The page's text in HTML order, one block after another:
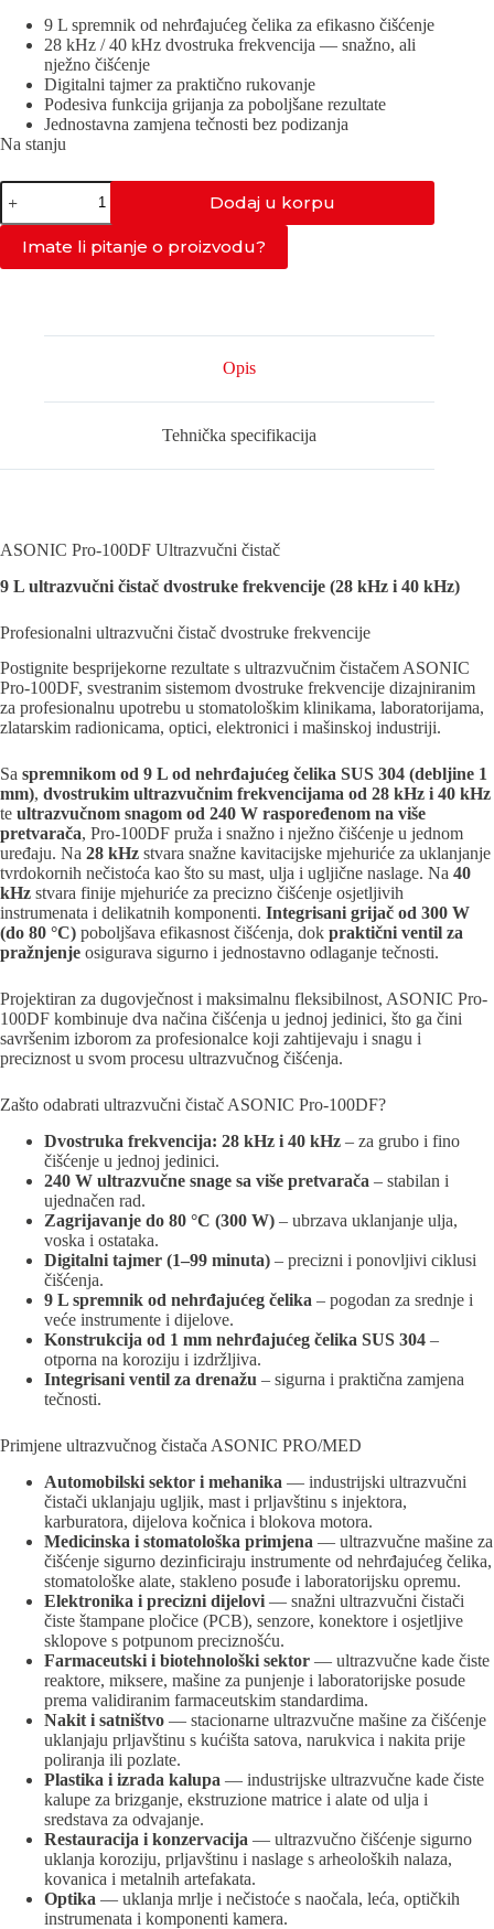
9 L spremnik od nehrđajućeg čelika za efikasno čišćenje
28 kHz / 40 kHz dvostruka frekvencija — snažno, ali
nježno čišćenje
Digitalni tajmer za praktično rukovanje
Podesiva funkcija grijanja za poboljšane rezultate
Jednostavna zamjena tečnosti bez podizanja
Na stanju
PRO-
100DF
količina
Dodaj u korpu
Imate li pitanje o proizvodu?
Opis
Tehnička specifikacija
ASONIC Pro-100DF Ultrazvučni čistač
9 L ultrazvučni čistač dvostruke frekvencije (28 kHz i 40 kHz)
Profesionalni ultrazvučni čistač dvostruke frekvencije
Postignite besprijekorne rezultate s ultrazvučnim čistačem ASONIC
Pro-100DF, svestranim sistemom dvostruke frekvencije dizajniranim
za profesionalnu upotrebu u stomatološkim klinikama, laboratorijama,
zlatarskim radionicama, optici, elektronici i mašinskoj industriji.
Sa spremnikom od 9 L od nehrđajućeg čelika SUS 304 (debljine 1
mm), dvostrukim ultrazvučnim frekvencijama od 28 kHz i 40 kHz
te ultrazvučnom snagom od 240 W raspoređenom na više
pretvarača, Pro-100DF pruža i snažno i nježno čišćenje u jednom
uređaju. Na 28 kHz stvara snažne kavitacijske mjehuriće za uklanjanje
tvrdokornih nečistoća kao što su mast, ulja i ugljične naslage. Na 40
kHz stvara finije mjehuriće za precizno čišćenje osjetljivih
instrumenata i delikatnih komponenti. Integrisani grijač od 300 W
(do 80 °C) poboljšava efikasnost čišćenja, dok praktični ventil za
pražnjenje osigurava sigurno i jednostavno odlaganje tečnosti.
Projektiran za dugovječnost i maksimalnu fleksibilnost, ASONIC Pro-
100DF kombinuje dva načina čišćenja u jednoj jedinici, što ga čini
savršenim izborom za profesionalce koji zahtijevaju i snagu i
preciznost u svom procesu ultrazvučnog čišćenja.
Zašto odabrati ultrazvučni čistač ASONIC Pro-100DF?
Dvostruka frekvencija: 28 kHz i 40 kHz – za grubo i fino
čišćenje u jednoj jedinici.
240 W ultrazvučne snage sa više pretvarača – stabilan i
ujednačen rad.
Zagrijavanje do 80 °C (300 W) – ubrzava uklanjanje ulja,
voska i ostataka.
Digitalni tajmer (1–99 minuta) – precizni i ponovljivi ciklusi
čišćenja.
9 L spremnik od nehrđajućeg čelika – pogodan za srednje i
veće instrumente i dijelove.
Konstrukcija od 1 mm nehrđajućeg čelika SUS 304 –
otporna na koroziju i izdržljiva.
Integrisani ventil za drenažu – sigurna i praktična zamjena
tečnosti.
Primjene ultrazvučnog čistača ASONIC PRO/MED
Automobilski sektor i mehanika — industrijski ultrazvučni
čistači uklanjaju ugljik, mast i prljavštinu s injektora,
karburatora, dijelova kočnica i blokova motora.
Medicinska i stomatološka primjena — ultrazvučne mašine za
čišćenje sigurno dezinficiraju instrumente od nehrđajućeg čelika,
stomatološke alate, stakleno posuđe i laboratorijsku opremu.
Elektronika i precizni dijelovi — snažni ultrazvučni čistači
čiste štampane pločice (PCB), senzore, konektore i osjetljive
sklopove s potpunom preciznošću.
Farmaceutski i biotehnološki sektor — ultrazvučne kade čiste
reaktore, miksere, mašine za punjenje i laboratorijske posude
prema validiranim farmaceutskim standardima.
Nakit i satništvo — stacionarne ultrazvučne mašine za čišćenje
uklanjaju prljavštinu s kućišta satova, narukvica i nakita prije
poliranja ili pozlate.
Plastika i izrada kalupa — industrijske ultrazvučne kade čiste
kalupe za brizganje, ekstruzione matrice i alate od ulja i
sredstava za odvajanje.
Restauracija i konzervacija — ultrazvučno čišćenje sigurno
uklanja koroziju, prljavštinu i naslage s arheoloških nalaza,
kovanica i metalnih artefakata.
Optika — uklanja mrlje i nečistoće s naočala, leća, optičkih
instrumenata i komponenti kamera.